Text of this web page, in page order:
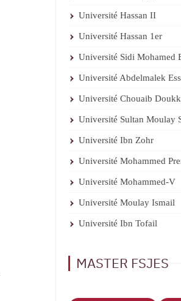
Université Hassan II
Université Hassan 1er
Université Sidi Mohamed
Université Abdelmalek
Université Chouaib
Université Sultan Moulay
Université Ibn Zohr
Université Mohammed
Université Mohammed-V
Université Moulay Ismail
Université Ibn Tofail
MASTER FSJES